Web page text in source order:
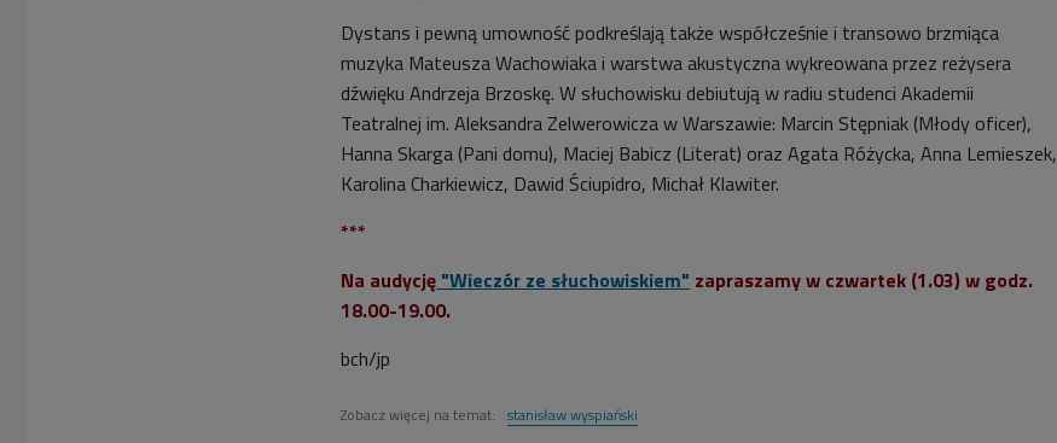
Dystans i pewną umowność podkreślają także współcześnie i transowo brzmiąca
muzyka Mateusza Wachowiaka i warstwa akustyczna wykreowana przez reżysera
dźwięku Andrzeja Brzoskę. W słuchowisku debiutują w radiu studenci Akademii
Teatralnej im. Aleksandra Zelwerowicza w Warszawie: Marcin Stępniak (Młody oficer),
Hanna Skarga (Pani domu), Maciej Babicz (Literat) oraz Agata Różycka, Anna Lemieszek,
Karolina Charkiewicz, Dawid Ściupidro, Michał Klawiter.
***
Na audycję "Wieczór ze słuchowiskiem" zapraszamy w czwartek (1.03) w godz.
18.00-19.00.
bch/jp
Zobacz więcej na temat: stanisław wyspiański